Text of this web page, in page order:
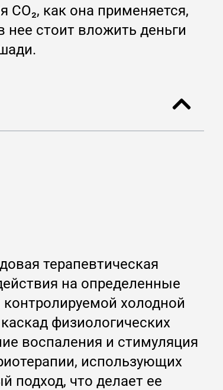
CO₂, как она применяется,
нее стоит вложить деньги
терапевтическая
на определенные
контролируемой холодной
физиологических
воспаления и стимуляция
использующих
подход, что делает ее